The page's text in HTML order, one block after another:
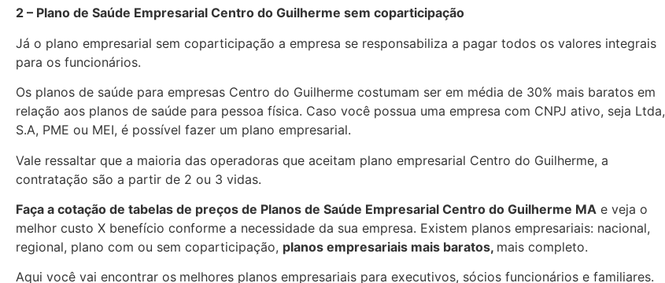
2 – Plano de Saúde Empresarial Centro do Guilherme sem coparticipação
Já o plano empresarial sem coparticipação a empresa se responsabiliza a pagar todos os valores integrais
para os funcionários.
Os planos de saúde para empresas Centro do Guilherme costumam ser em média de 30% mais baratos em
relação aos planos de saúde para pessoa física. Caso você possua uma empresa com CNPJ ativo, seja Ltda,
S.A, PME ou MEI, é possível fazer um plano empresarial.
Vale ressaltar que a maioria das operadoras que aceitam plano empresarial Centro do Guilherme, a
contratação são a partir de 2 ou 3 vidas.
Faça a cotação de tabelas de preços de Planos de Saúde Empresarial Centro do Guilherme MA e veja o
melhor custo X benefício conforme a necessidade da sua empresa. Existem planos empresariais: nacional,
regional, plano com ou sem coparticipação, planos empresariais mais baratos, mais completo.
Aqui você vai encontrar os melhores planos empresariais para executivos, sócios funcionários e familiares.